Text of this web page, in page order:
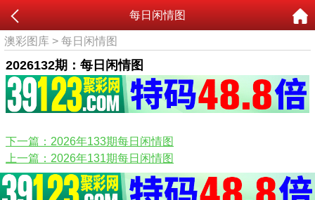
每日闲情图
澳彩图库 >每日闲情图
2026132期：每日闲情图
下一篇：2026年133期每日闲情图
上一篇：2026年131期每日闲情图